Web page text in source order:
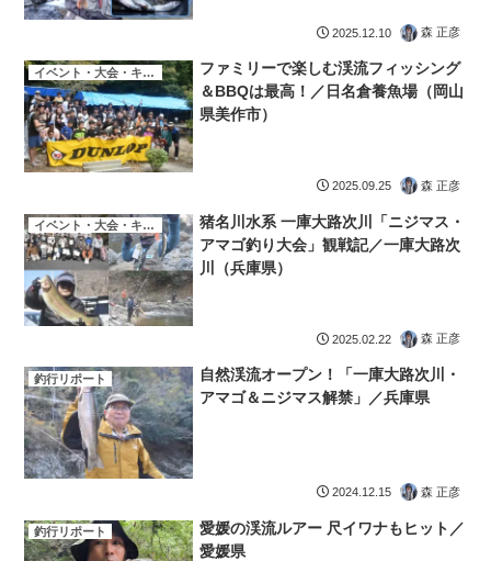
2025.12.10 森 正彦
イベント・大会・キャンペーン
ファミリーで楽しむ渓流フィッシング
＆BBQは最高！／日名倉養魚場（岡山
県美作市）
2025.09.25 森 正彦
イベント・大会・キャンペーン
猪名川水系 一庫大路次川「ニジマス・
アマゴ釣り大会」観戦記／一庫大路次
川（兵庫県）
2025.02.22 森 正彦
釣行リポート
自然渓流オープン！「一庫大路次川・
アマゴ＆ニジマス解禁」／兵庫県
2024.12.15 森 正彦
釣行リポート
愛媛の渓流ルアー 尺イワナもヒット／
愛媛県